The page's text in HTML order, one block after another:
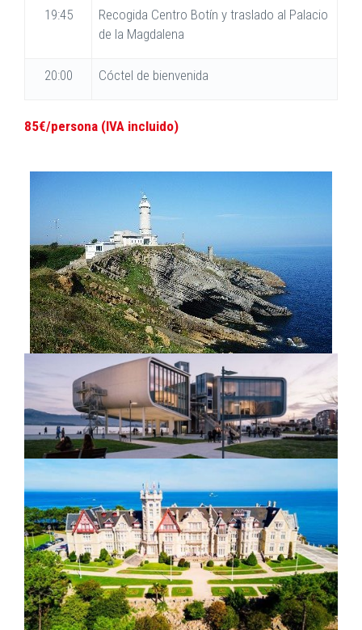
19:45
Recogida Centro Botín y traslado al Palacio
de la Magdalena
20:00 Cóctel de bienvenida
85€/persona (IVA incluido)